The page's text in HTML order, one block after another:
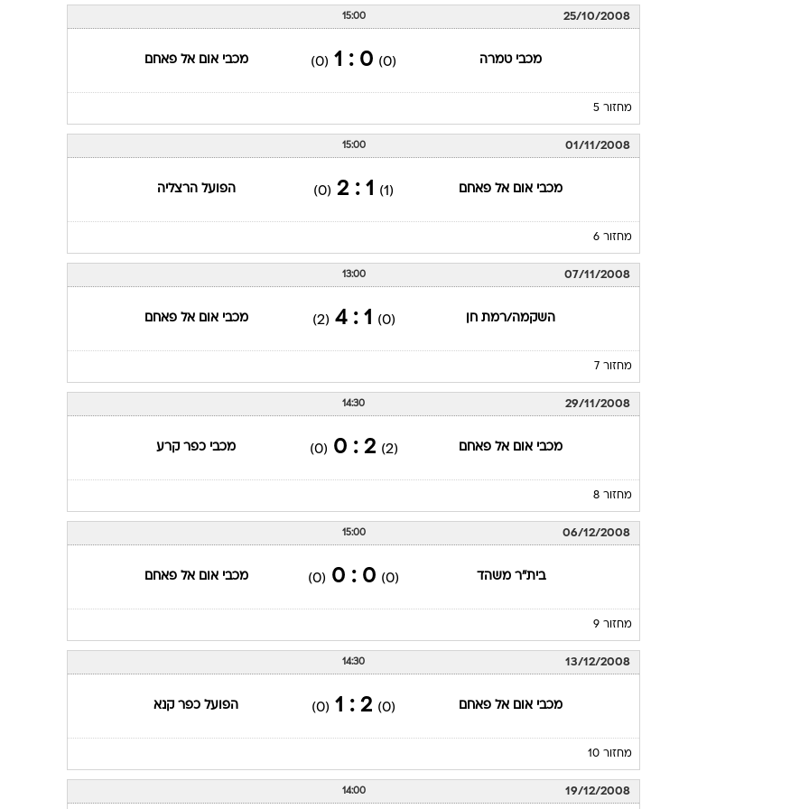
25/10/2008
15:00
מכבי טמרה (0)
0 : 1
(0) מכבי אום אל פאחם
מחזור 5
01/11/2008
15:00
מכבי אום אל פאחם (1)
1 : 2
(0) הפועל הרצליה
מחזור 6
07/11/2008
13:00
השקמה/רמת חן (0)
1 : 4
(2) מכבי אום אל פאחם
מחזור 7
29/11/2008
14:30
מכבי אום אל פאחם (2)
2 : 0
(0) מכבי כפר קרע
מחזור 8
06/12/2008
15:00
בית"ר משהד (0)
0 : 0
(0) מכבי אום אל פאחם
מחזור 9
13/12/2008
14:30
מכבי אום אל פאחם (0)
2 : 1
(0) הפועל כפר קנא
מחזור 10
19/12/2008
14:00